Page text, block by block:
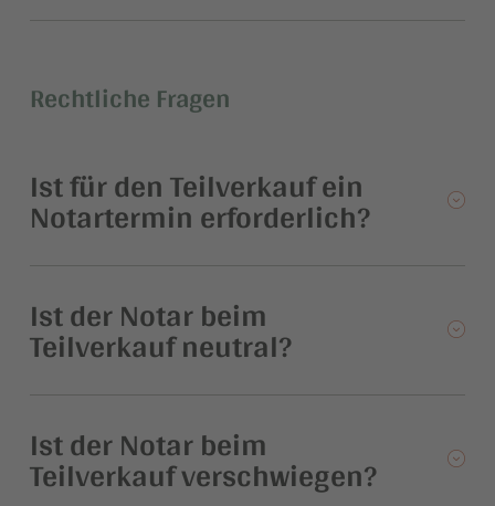
Rechtliche Fragen
Ist für den Teilverkauf ein
Notartermin erforderlich?
Ist der Notar beim
Teilverkauf neutral?
Ist der Notar beim
Teilverkauf verschwiegen?